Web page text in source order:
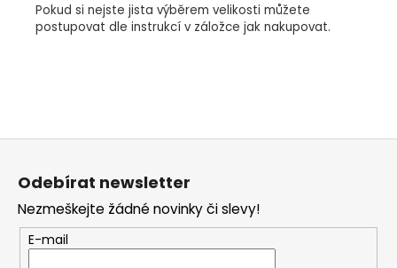
Pokud si nejste jista výběrem velikosti můžete
postupovat dle instrukcí v záložce jak nakupovat.
Z
Odebírat newsletter
Nezmeškejte žádné novinky či slevy!
E-mail